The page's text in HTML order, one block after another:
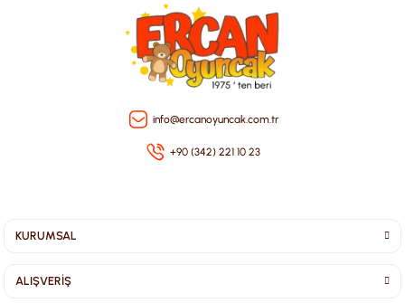
info@ercanoyuncak.com.tr
+90 (342) 221 10 23
KURUMSAL
ALIŞVERİŞ